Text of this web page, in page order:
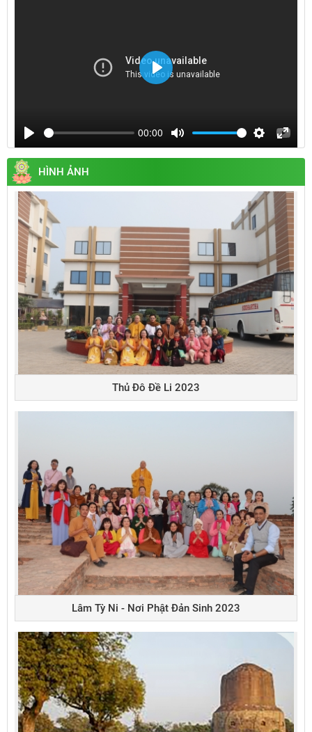
Play
00:00
Mute
SettingsEnter
Play
HÌNH ẢNH
Thủ Đô Đề Li 2023
Lâm Tỳ Ni - Nơi Phật Đản Sinh 2023